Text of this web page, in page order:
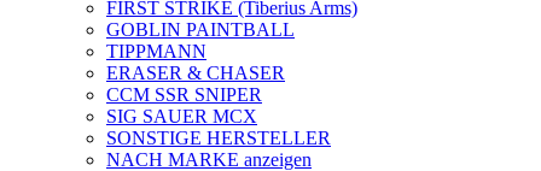
FIRST STRIKE (Tiberius Arms)
GOBLIN PAINTBALL
TIPPMANN
ERASER & CHASER
CCM SSR SNIPER
SIG SAUER MCX
SONSTIGE HERSTELLER
NACH MARKE anzeigen